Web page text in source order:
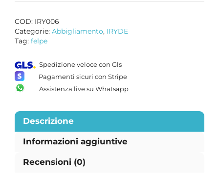
COD: IRY006
Categorie: Abbigliamento, IRYDE
Tag: felpe
Spedizione veloce con Gls
Pagamenti sicuri con Stripe
Assistenza live su Whatsapp
Descrizione
Informazioni aggiuntive
Recensioni (0)